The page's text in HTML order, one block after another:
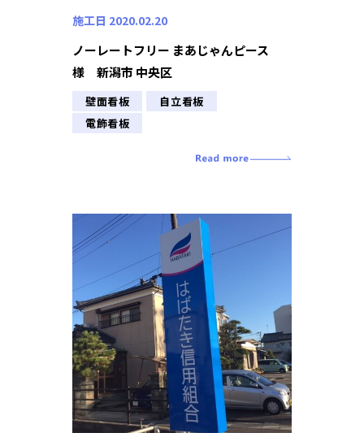
施工日 2020.02.20
ノーレートフリー まあじゃんピース
様 新潟市 中央区
壁面看板
自立看板
電飾看板